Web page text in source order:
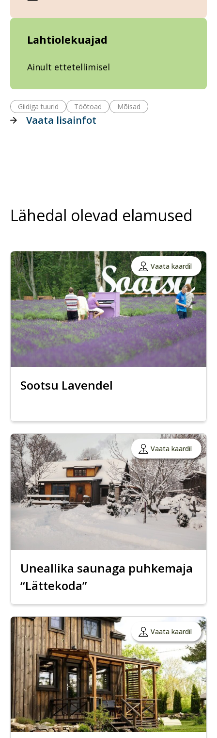
Lahtiolekuajad
Ainult ettetellimisel
Giidiga tuurid Töötoad Mõisad
Vaata lisainfot
Lähedal olevad elamused
Vaata kaardil
Sootsu Lavendel
Vaata kaardil
Uneallika saunaga puhkemaja
“Lättekoda”
Vaata kaardil